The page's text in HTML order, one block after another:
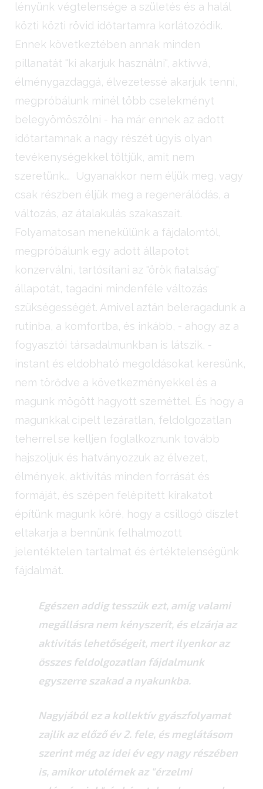
lényünk végtelensége a születés és a halál
közti közti rövid időtartamra korlátozódik.
Ennek következtében annak minden
pillanatát "ki akarjuk használni", aktívvá,
élménygazdaggá, élvezetessé akarjuk tenni,
megpróbálunk minél több cselekményt
belegyömöszölni - ha már ennek az adott
időtartamnak a nagy részét úgyis olyan
tevékenységekkel töltjük, amit nem
szeretünk... Ugyanakkor nem éljük meg, vagy
csak részben éljük meg a regenerálódás, a
változás, az átalakulás szakaszait.
Folyamatosan menekülünk a fájdalomtól,
megpróbálunk egy adott állapotot
konzerválni, tartósítani az "örök fiatalság"
állapotát, tagadni mindenféle változás
szükségességét. Amivel aztán beleragadunk a
rutinba, a komfortba, és inkább, - ahogy az a
fogyasztói társadalmunkban is látszik, -
instant és eldobható megoldásokat keresünk,
nem törődve a következményekkel és a
magunk mögött hagyott szeméttel. És hogy a
magunkkal cipelt lezáratlan, feldolgozatlan
teherrel se kelljen foglalkoznunk tovább
hajszoljuk és hatványozzuk az élvezet,
élmények, aktivitás minden forrását és
formáját, és szépen felépített kirakatot
építünk magunk köré, hogy a csillogó díszlet
eltakarja a bennünk felhalmozott
jelentéktelen tartalmat és értéktelenségünk
fájdalmát.
Egészen addig tesszük ezt, amíg valami
megállásra nem kényszerít, és elzárja az
aktivitás lehetőségeit, mert ilyenkor az
összes feldolgozatlan fájdalmunk
egyszerre szakad a nyakunkba.
Nagyjából ez a kollektív gyászfolyamat
zajlik az előző év 2. fele, és meglátásom
szerint még az idei év egy nagy részében
is, amikor utolérnek az "érzelmi